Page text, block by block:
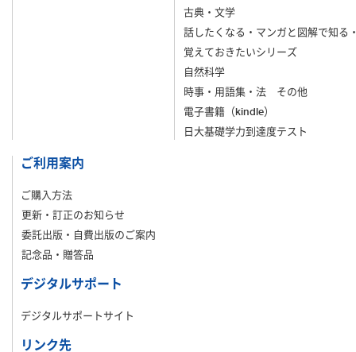
古典・文学
話したくなる・マンガと図解で知る
覚えておきたいシリーズ
自然科学
時事・用語集・法 その他
電子書籍（kindle）
日大基礎学力到達度テスト
ご利用案内
ご購入方法
更新・訂正のお知らせ
委託出版・自費出版のご案内
記念品・贈答品
デジタルサポート
デジタルサポートサイト
リンク先